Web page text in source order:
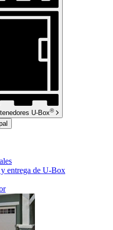
U-Box®
entrega de U-Box